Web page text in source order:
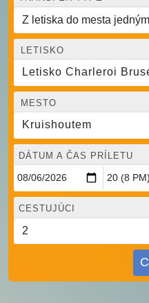
LETISKO
Letisko Charleroi
MESTO
Kruishoutem
DÁTUM A ČAS PRÍLETU
CESTUJÚCI